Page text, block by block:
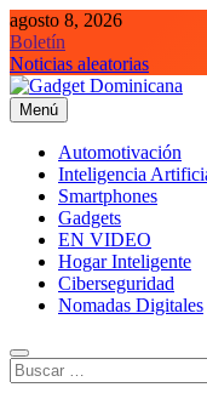
Saltar
al
contenido
agosto 8, 2026
Boletín
Noticias aleatorias
Gadget Dominicana
Gadgets, Autos y
Menú
Automotivación
Inteligencia
Smartphones
Gadgets
EN VIDEO
Hogar Inteligente
Ciberseguridad
Nomadas Digitales
Buscar: